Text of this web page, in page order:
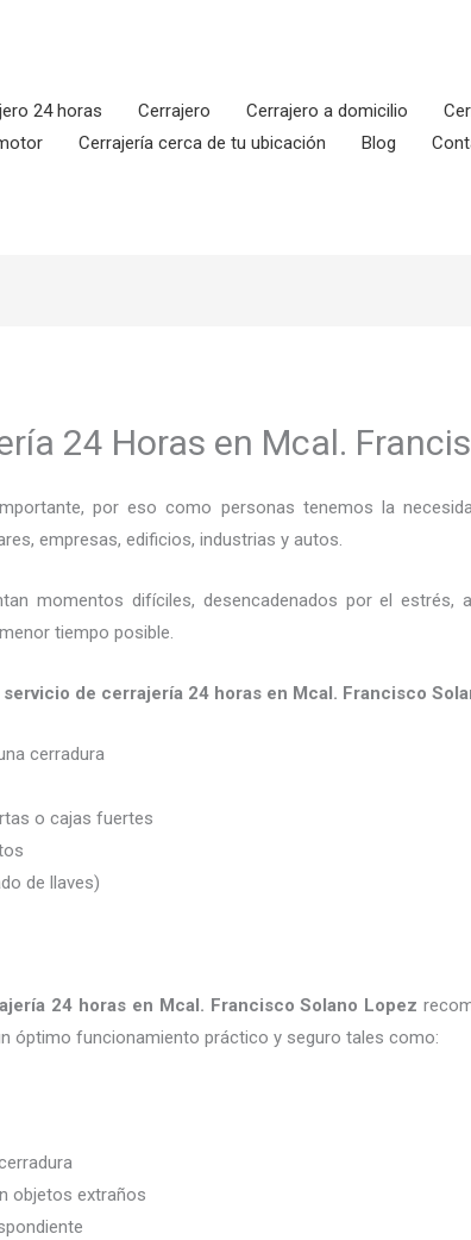
24 horas Cerrajero Cerrajero a domicilio
Cerrajería cerca de tu ubicación Blog
24 Horas en Mcal.
por eso como personas tenemos la
empresas, edificios, industrias y autos.
momentos difíciles, desencadenados por el estrés,
tiempo posible.
servicio de cerrajería 24 horas en Mcal. Francisco
cerradura
o cajas fuertes
de llaves)
24 horasen Mcal. Francisco Solano Lopez
óptimo funcionamiento práctico y seguro tales como:
objetos extraños